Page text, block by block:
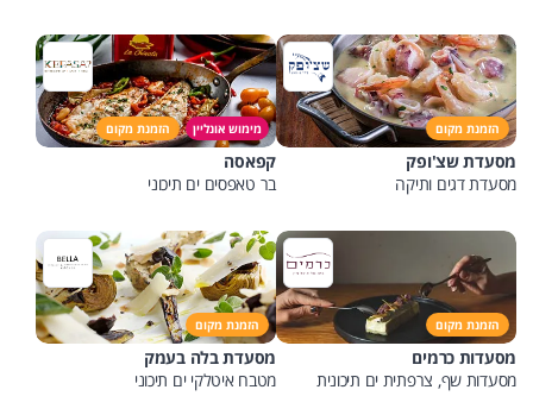
הזמנת מקום
מסעדת שצ'ופק
מסעדת דגים ותיקה
מימוש אונליין הזמנת מקום
קפאסה
בר טאפסים ים תיכוני
הזמנת מקום
מסעדות כרמים
מסעדות שף, צרפתית ים תיכונית
הזמנת מקום
מסעדת בלה בעמק
מטבח איטלקי ים תיכוני